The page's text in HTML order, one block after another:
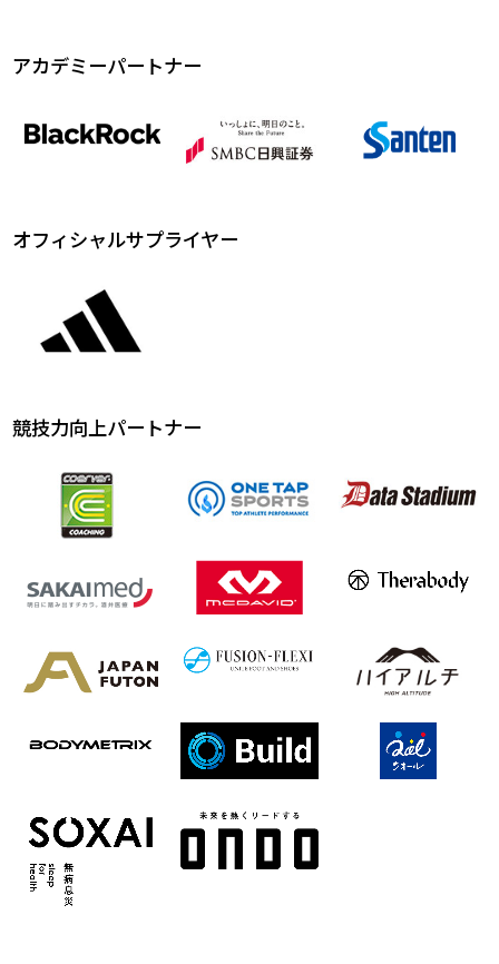
アカデミーパートナー
オフィシャルサプライヤー
競技力向上パートナー